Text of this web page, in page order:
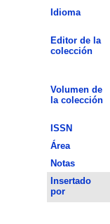
Idioma
Editor de la
colección
Volumen de
la colección
ISSN
Área
Notas
Insertado
por